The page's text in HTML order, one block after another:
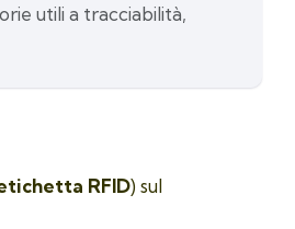
utili a tracciabilità,
RFID) sul